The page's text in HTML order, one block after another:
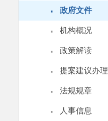
· 政府文件
· 机构概况
· 政策解读
· 提案建议办理
· 法规规章
· 人事信息